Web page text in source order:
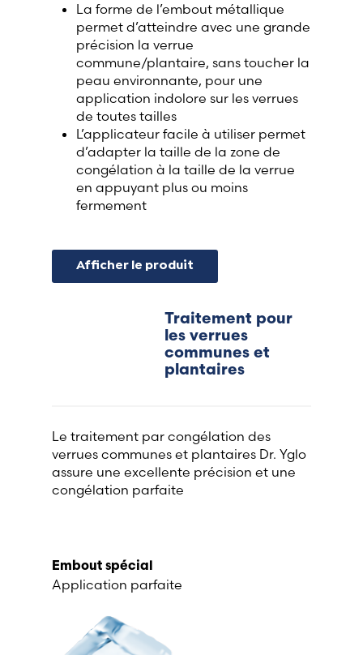
La forme de l’embout métallique
permet d’atteindre avec une grande
précision la verrue
commune/plantaire, sans toucher la
peau environnante, pour une
application indolore sur les verrues
de toutes tailles
L’applicateur facile à utiliser permet
d’adapter la taille de la zone de
congélation à la taille de la verrue
en appuyant plus ou moins
fermement
Afficher le produit
Traitement pour
les verrues
communes et
plantaires
Le traitement par congélation des
verrues communes et plantaires Dr. Yglo
assure une excellente précision et une
congélation parfaite
Embout spécial
Application parfaite